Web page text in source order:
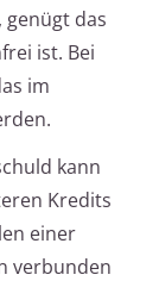
das
ist. Bei
im
kann
Kredits
einer
verbunden